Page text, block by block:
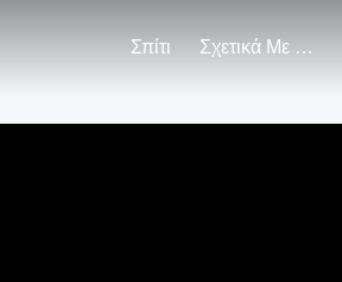
Σπίτι Σχετικά Με Εμάς